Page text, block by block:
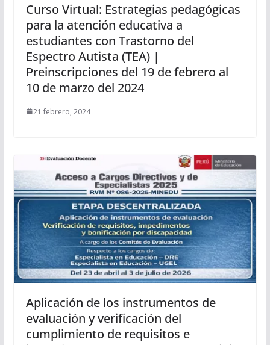
Curso Virtual: Estrategias pedagógicas
para la atención educativa a
estudiantes con Trastorno del
Espectro Autista (TEA) |
Preinscripciones del 19 de febrero al
10 de marzo del 2024
21 febrero, 2024
Aplicación de los instrumentos de
evaluación y verificación del
cumplimiento de requisitos e